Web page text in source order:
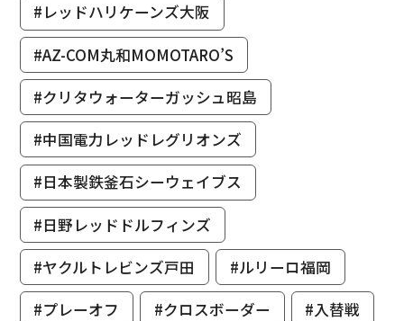
#レッドハリケーンズ大阪
#AZ-COM丸和MOMOTARO’S
#クリタウォーターガッシュ昭島
#中国電力レッドレグリオンズ
#日本製鉄釜石シーウェイブス
#日野レッドドルフィンズ
#ヤクルトレビンズ戸田
#ルリーロ福岡
#プレーオフ
#クロスボーダー #入替戦